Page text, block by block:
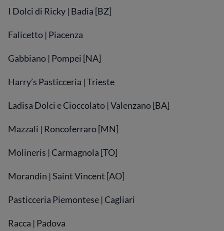
I Dolci di Ricky | Badia [BZ]
Falicetto | Piacenza
Gabbiano | Pompei [NA]
Harry’s Pasticceria | Trieste
Ladisa Dolci e Cioccolato | Valenzano [BA]
Mazzali | Roncoferraro [MN]
Molineris | Carmagnola [TO]
Morandin | Saint Vincent [AO]
Pasticceria Piemontese | Cagliari
Racca | Padova